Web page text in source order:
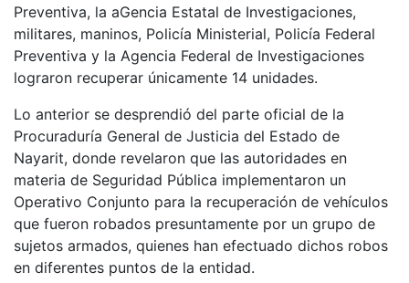
Preventiva, la aGencia Estatal de Investigaciones,
militares, maninos, Policía Ministerial, Policía Federal
Preventiva y la Agencia Federal de Investigaciones
lograron recuperar únicamente 14 unidades.
Lo anterior se desprendió del parte oficial de la
Procuraduría General de Justicia del Estado de
Nayarit, donde revelaron que las autoridades en
materia de Seguridad Pública implementaron un
Operativo Conjunto para la recuperación de vehículos
que fueron robados presuntamente por un grupo de
sujetos armados, quienes han efectuado dichos robos
en diferentes puntos de la entidad.